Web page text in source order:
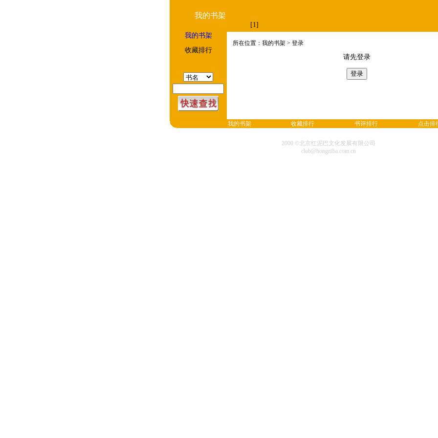
我的书架
[1]
我的书架
收藏排行
所在位置：我的书架 > 登录
请先登录
我的书架 收藏排行 书评排行 点击排
2000 ©北京红泥巴文化发展有限公司
club@hongniba.com.cn